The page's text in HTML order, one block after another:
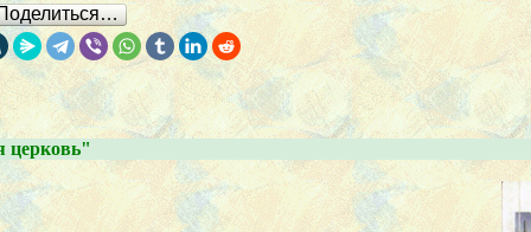
церковь"